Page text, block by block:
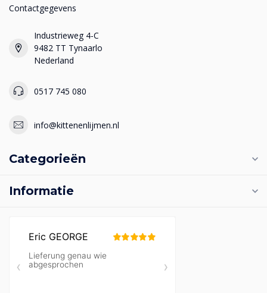
Contactgegevens
Industrieweg 4-C
9482 TT Tynaarlo
Nederland
0517 745 080
info@kittenenlijmen.nl
Categorieën
Informatie